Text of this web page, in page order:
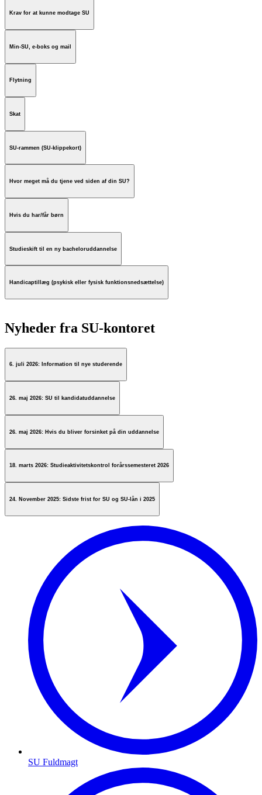
Krav for at kunne modtage SU
Min-SU, e-boks og mail
Flytning
Skat
SU-rammen (SU-klippekort)
Hvor meget må du tjene ved siden af din SU?
Hvis du har/får børn
Studieskift til en ny bacheloruddannelse
Handicaptillæg (psykisk eller fysisk funktionsnedsættelse)
Nyheder fra SU-kontoret
6. juli 2026: Information til nye studerende
26. maj 2026: SU til kandidatuddannelse
26. maj 2026: Hvis du bliver forsinket på din uddannelse
18. marts 2026: Studieaktivitetskontrol forårssemesteret 2026
24. November 2025: Sidste frist for SU og SU-lån i 2025
SU Fuldmagt